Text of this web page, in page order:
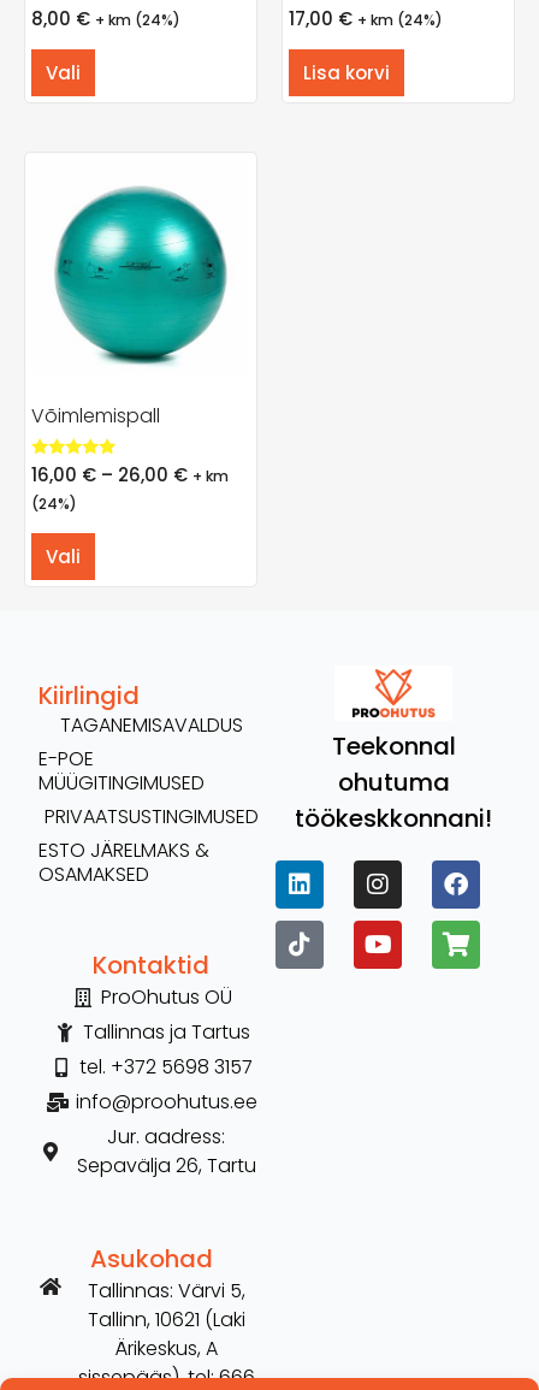
8,00 € + km (24%)
Vali
17,00 € + km (24%)
Lisa korvi
Võimlemispall
Hinnanguga
5.00
/ 5
16,00 € – 26,00 € + km
(24%)
Vali
Teekonnal
ohutuma
töökeskkonnani!
Kontaktid
ProOhutus OÜ
Tallinnas ja Tartus
tel. +372 5698 3157
info@proohutus.ee
Jur. aadress:
Sepavälja 26, Tartu
Kiirlingid
TAGANEMISAVALDUS
E-POE
MÜÜGITINGIMUSED
PRIVAATSUSTINGIMUSED
ESTO JÄRELMAKS &
OSAMAKSED
Asukohad
Tallinnas: Värvi 5,
Tallinn, 10621 (Laki
Ärikeskus, A
sissepääs), tel: 666